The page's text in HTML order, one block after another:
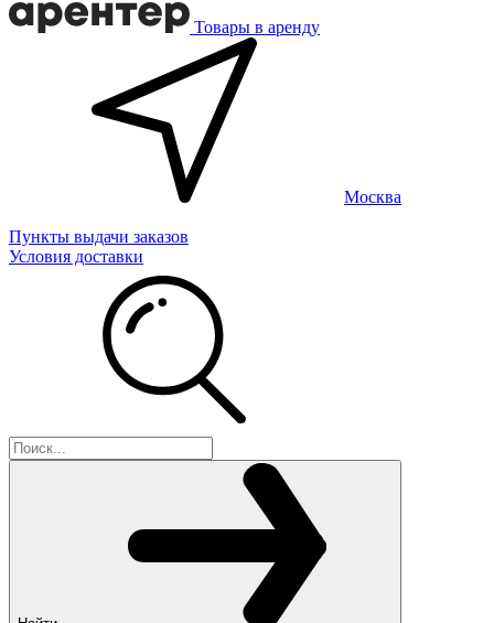
Товары в аренду
Москва
Пункты выдачи заказов
Условия доставки